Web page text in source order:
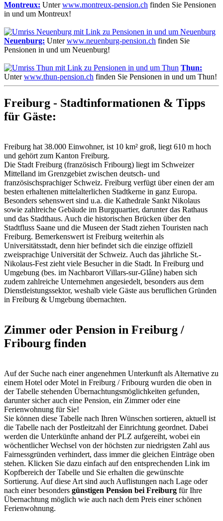
Montreux: Unterwww.montreux-pension.ch finden Sie Pensionen
in und um Montreux!
Neuenburg: Unterwww.neuenburg-pension.ch finden Sie
Pensionen in und um Neuenburg!
Thun:
Unterwww.thun-pension.ch finden Sie Pensionen in und um Thun!
Freiburg - Stadtinformationen & Tipps
für Gäste:
Freiburg hat 38.000 Einwohner, ist 10 km² groß, liegt 610 m hoch
und gehört zum Kanton Freiburg.
Die Stadt Freiburg (französisch Fribourg) liegt im Schweizer
Mittelland im Grenzgebiet zwischen deutsch- und
französischsprachiger Schweiz. Freiburg verfügt über einen der am
besten erhaltenen mittelalterlichen Stadtkerne in ganz Europa.
Besonders sehenswert sind u.a. die Kathedrale Sankt Nikolaus
sowie zahlreiche Gebäude im Burgquartier, darunter das Rathaus
und das Stadthaus. Auch die historischen Brücken über den
Stadtfluss Saane und die Museen der Stadt ziehen Touristen nach
Freiburg. Bemerkenswert ist Freiburg weiterhin als
Universitätsstadt, denn hier befindet sich die einzige offiziell
zweisprachige Universität der Schweiz. Auch das jährliche St.-
Nikolaus-Fest zieht viele Besucher in die Stadt. In Freiburg und
Umgebung (bes. im Nachbarort Villars-sur-Glâne) haben sich
zudem zahlreiche Unternehmen angesiedelt, besonders aus dem
Dienstleistungssektor, weshalb viele Gäste aus beruflichen Gründen
in Freiburg & Umgebung übernachten.
Zimmer oder Pension in Freiburg /
Fribourg finden
Auf der Suche nach einer angenehmen Unterkunft als Alternative zu
einem Hotel oder Motel in Freiburg / Fribourg wurden die oben in
der Tabelle stehenden Übernachtungsmöglichkeiten gefunden,
darunter sicher auch eine Pension, ein Zimmer oder eine
Ferienwohnung für Sie!
Sie können diese Tabelle nach Ihren Wünschen sortieren, aktuell ist
die Tabelle nach der Postleitzahl der Einrichtung geordnet. Dabei
werden die Unterkünfte anhand der PLZ aufgereiht, wobei ein
wöchentlicher Wechsel von der höchsten zur niedrigsten Zahl aus
Fairnessgründen verhindert, dass immer die gleichen Einträge oben
stehen. Klicken Sie dazu einfach auf den entsprechenden Link im
Kopfbereich der Tabelle und Sie erhalten die gewünschte
Sortierung. Auf diese Art sind auch Auflistungen nach Lage oder
nach einer besonders günstigen Pension bei Freiburg für Ihre
Übernachtung möglich wie auch nach dem Preis einer schönen
Ferienwohnung.